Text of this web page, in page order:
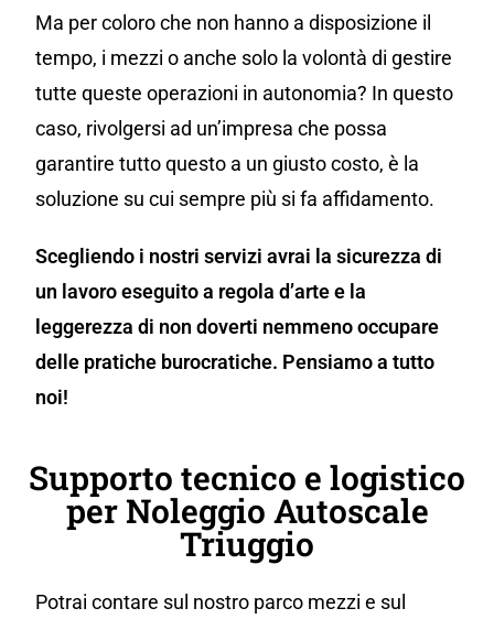
Ma per coloro che non hanno a disposizione il
tempo, i mezzi o anche solo la volontà di gestire
tutte queste operazioni in autonomia? In questo
caso, rivolgersi ad un’impresa che possa
garantire tutto questo a un giusto costo, è la
soluzione su cui sempre più si fa affidamento.
Scegliendo i nostri servizi avrai la sicurezza di
un lavoro eseguito a regola d’arte e la
leggerezza di non doverti nemmeno occupare
delle pratiche burocratiche. Pensiamo a tutto
noi!
Supporto tecnico e logistico
per Noleggio Autoscale
Triuggio
Potrai contare sul nostro parco mezzi e sul